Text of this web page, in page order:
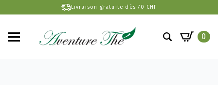
Livraison gratuite dès 70 CHF
0